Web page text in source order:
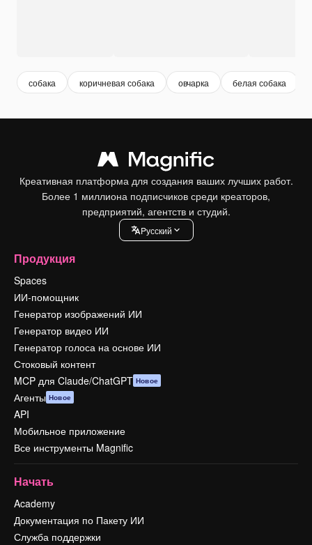
собака коричневая собака овчарка белая собака
Креативная платформа для создания ваших лучших работ.
Более 1 миллиона подписчиков среди креаторов,
предприятий, агентств и студий.
Pусский
Продукция
Spaces
ИИ-помощник
Генератор изображений ИИ
Генератор видео ИИ
Генератор голоса на основе ИИ
Стоковый контент
MCP для Claude/ChatGPT Новое
Агенты Новое
API
Мобильное приложение
Все инструменты Magnific
Начать
Academy
Документация по Пакету ИИ
Служба поддержки